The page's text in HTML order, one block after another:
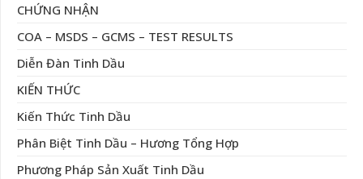
CHỨNG NHẬN
COA – MSDS – GCMS – TEST RESULTS
Diễn Đàn Tinh Dầu
KIẾN THỨC
Kiến Thức Tinh Dầu
Phân Biệt Tinh Dầu – Hương Tổng Hợp
Phương Pháp Sản Xuất Tinh Dầu